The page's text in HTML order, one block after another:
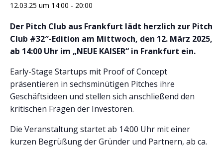
12.03.25 um 14:00 - 20:00
Der Pitch Club aus Frankfurt lädt herzlich zur Pitch
Club #32″-Edition am Mittwoch, den 12. März 2025,
ab 14:00 Uhr im „NEUE KAISER“ in Frankfurt ein.
Early-Stage Startups mit Proof of Concept
präsentieren in sechsminütigen Pitches ihre
Geschäftsideen und stellen sich anschließend den
kritischen Fragen der Investoren.
Die Veranstaltung startet ab 14:00 Uhr mit einer
kurzen Begrüßung der Gründer und Partnern, ab ca.